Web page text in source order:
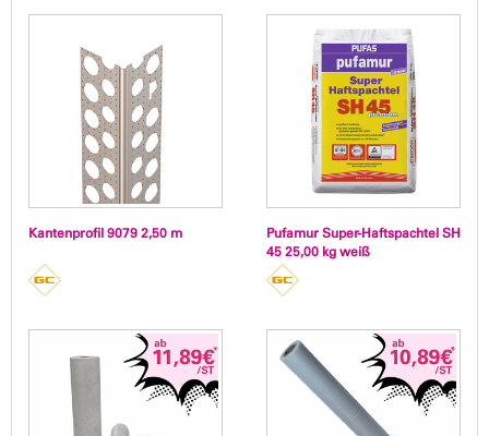
Kantenprofil 9079 2,50 m
Pufamur Super-Haftspachtel SH
45 25,00 kg weiß